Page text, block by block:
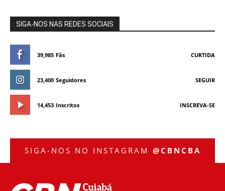
SIGA-NOS NAS REDES SOCIAIS
39,985 Fãs CURTIDA
23,400 Seguidores SEGUIR
14,453 Inscritos INSCREVA-SE
SIGA-NOS NO INSTAGRAM @CBNCBA